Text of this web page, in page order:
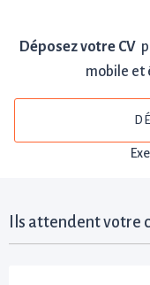
Déposez votre CV
mobile et
Ils attendent votre